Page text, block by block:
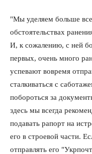
"Мы уделяем больше
обстоятельствах
И, к сожалению, с ней
первых, очень много
успевают вовремя
сталкиваться с
побороться за
здесь мы всегда
подавать рапорт на
его в строевой части.
отправлять его